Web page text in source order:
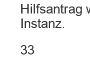
Hilfsantrag
Instanz.
33